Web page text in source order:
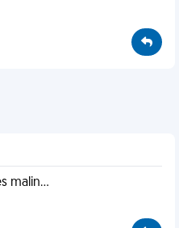
malin...